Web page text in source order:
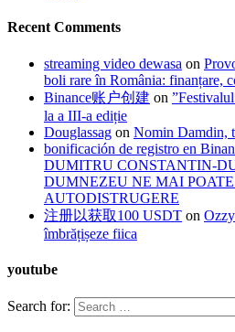
Recent Comments
streaming video dewasa on
boli rare în România: finanțare,
Binance账户创建 on
la a III-a ediție
Douglassag on Nomin Damdin,
bonificación de registro en
DUMITRU CONSTANTIN-
DUMNEZEU NE MAI
AUTODISTRUGERE
注册以获取100 USDT on
îmbrățișeze fiica
youtube
Search for: